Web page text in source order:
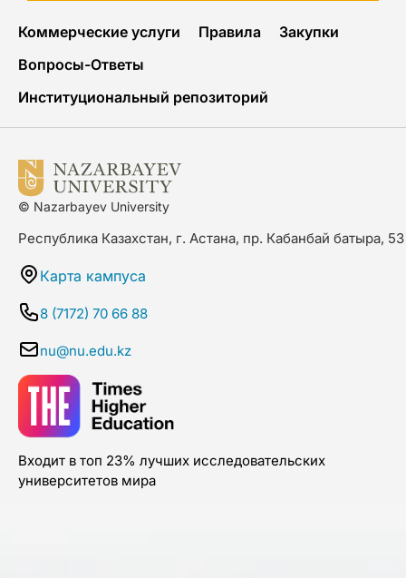
Коммерческие услуги Правила
Закупки
Вопросы-Ответы
Институциональный репозиторий
© Nazarbayev University
Республика Казахстан, г. Астана, пр. Кабанбай батыра, 53
Карта кампуса
8 (7172) 70 66 88
nu@nu.edu.kz
Входит в топ 23% лучших исследовательских
университетов мира